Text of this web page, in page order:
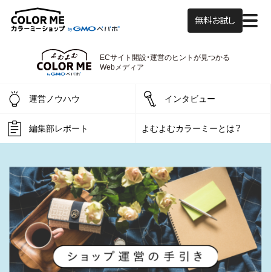
無料お試し
よむよむカラーミー
ECサイト開設・運営のヒントが見つかる
Webメディア
運営ノウハウ インタビュー
編集部レポート よむよむカラーミーとは？